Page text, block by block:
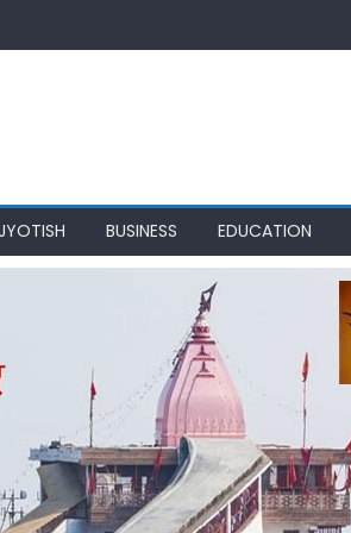
BUSINESS EDUCATION